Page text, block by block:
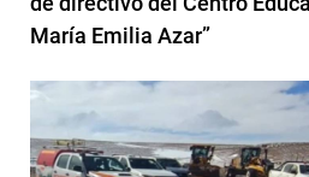
María Emilia Azar”